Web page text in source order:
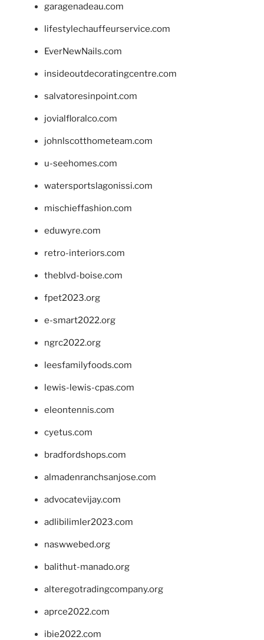
garagenadeau.com
lifestylechauffeurservice.com
EverNewNails.com
insideoutdecoratingcentre.com
salvatoresinpoint.com
jovialfloralco.com
johnlscotthometeam.com
u-seehomes.com
watersportslagonissi.com
mischieffashion.com
eduwyre.com
retro-interiors.com
theblvd-boise.com
fpet2023.org
e-smart2022.org
ngrc2022.org
leesfamilyfoods.com
lewis-lewis-cpas.com
eleontennis.com
cyetus.com
bradfordshops.com
almadenranchsanjose.com
advocatevijay.com
adlibilimler2023.com
naswwebed.org
balithut-manado.org
alteregotradingcompany.org
aprce2022.com
ibie2022.com